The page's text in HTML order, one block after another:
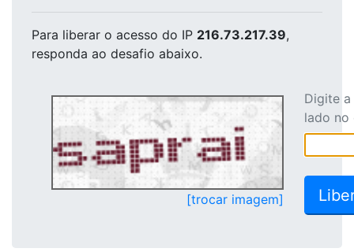
Para liberar o acesso do IP 216.73.217.39,
responda ao desafio abaixo.
[trocar imagem]
Digite
lado no